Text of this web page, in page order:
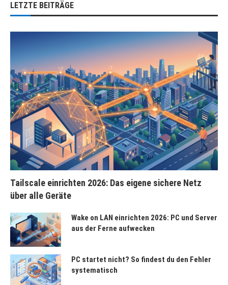
LETZTE BEITRÄGE
Tailscale einrichten 2026: Das eigene sichere Netz
über alle Geräte
Wake on LAN einrichten 2026: PC und Server
aus der Ferne aufwecken
PC startet nicht? So findest du den Fehler
systematisch